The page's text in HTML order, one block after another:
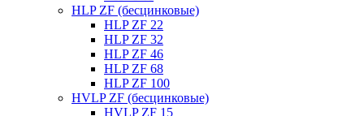
HLP ZF (бесцинковые)
HLP ZF 22
HLP ZF 32
HLP ZF 46
HLP ZF 68
HLP ZF 100
HVLP ZF (бесцинковые)
HVLP ZF 15